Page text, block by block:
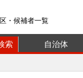
・候補者一覧
索 自治体